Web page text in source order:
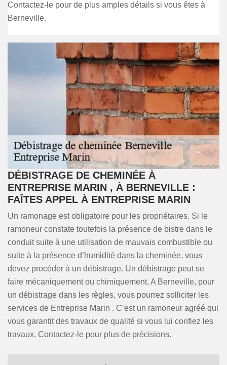
Contactez-le pour de plus amples détails si vous êtes à
Berneville.
DÉBISTRAGE DE CHEMINÉE À
ENTREPRISE MARIN , À BERNEVILLE :
FAÎTES APPEL À ENTREPRISE MARIN
Un ramonage est obligatoire pour les propriétaires. Si le
ramoneur constate toutefois la présence de bistre dans le
conduit suite à une utilisation de mauvais combustible ou
suite à la présence d’humidité dans la cheminée, vous
devez procéder à un débistrage. Un débistrage peut se
faire mécaniquement ou chimiquement. A Berneville, pour
un débistrage dans les règles, vous pourrez solliciter les
services de Entreprise Marin . C’est un ramoneur agréé qui
vous garantit des travaux de qualité si vous lui confiez les
travaux. Contactez-le pour plus de précisions.